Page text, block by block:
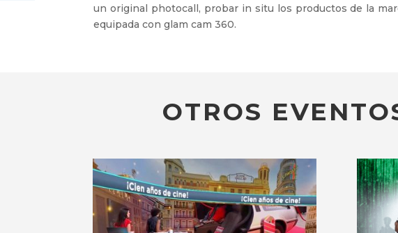
un original photocall, probar in situ los productos de la
equipada con glam cam 360.
OTROS